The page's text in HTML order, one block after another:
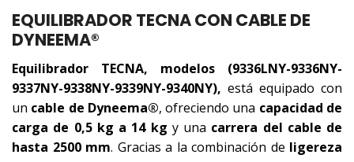
EQUILIBRADOR TECNA CON CABLE DE
DYNEEMA®
Equilibrador TECNA, modelos (9336LNY-9336NY-
9337NY-9338NY-9339NY-9340NY), está equipado con
un cable de Dyneema®, ofreciendo una capacidad de
carga de 0,5 kg a 14 kg y una carrera del cable de
hasta 2500 mm. Gracias a la combinación de ligereza